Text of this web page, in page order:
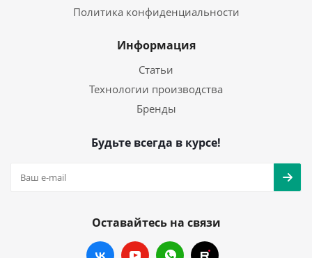
Политика конфиденциальности
Информация
Статьи
Технологии производства
Бренды
Будьте всегда в курсе!
Оставайтесь на связи